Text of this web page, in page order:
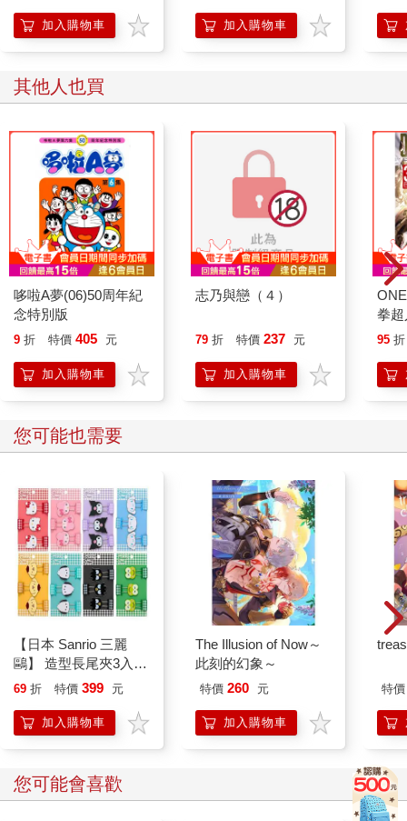
加入購物車 加入購物車
其他人也買
哆啦A夢(06)50周年紀
念特別版
9 折 特價 405 元
加入購物車
志乃與戀（４）
79 折 特價 237 元
加入購物車
拳超
95 折
您可能也需要
【日本 Sanrio 三麗
鷗】 造型長尾夾3入組
(8款可選) 凱蒂貓 Hello
企鵝
69 折 特價 399 元
加入購物車
The Illusion of Now～
此刻的幻象～
特價 260 元
加入購物車
特價
您可能會喜歡